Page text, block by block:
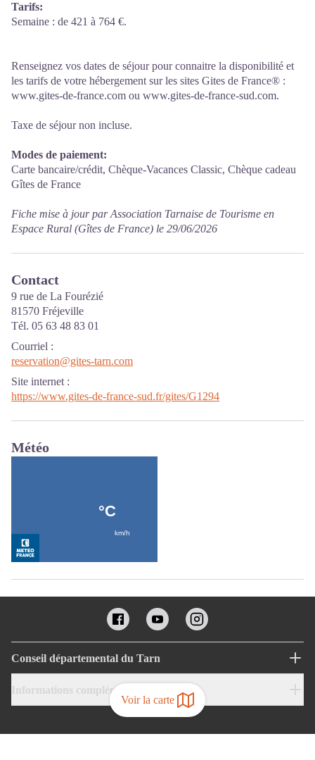
Voir la carte
Tarifs:
Semaine : de 421 à 764 €.
Renseignez vos dates de séjour pour connaitre la disponibilité et
les tarifs de votre hébergement sur les sites Gites de France® :
www.gites-de-france.com ou www.gites-de-france-sud.com.
Taxe de séjour non incluse.
Modes de paiement:
Carte bancaire/crédit, Chèque-Vacances Classic, Chèque cadeau
Gîtes de France
Fiche mise à jour par Association Tarnaise de Tourisme en
Espace Rural (Gîtes de France) le 29/06/2026
Contact
9 rue de La Fourézié
81570 Fréjeville
Tél. 05 63 48 83 01
Courriel :
reservation@gites-tarn.com
Site internet :
https://www.gites-de-france-sud.fr/gites/G1294
Météo
Conseil départemental du Tarn
Informations complémentaires